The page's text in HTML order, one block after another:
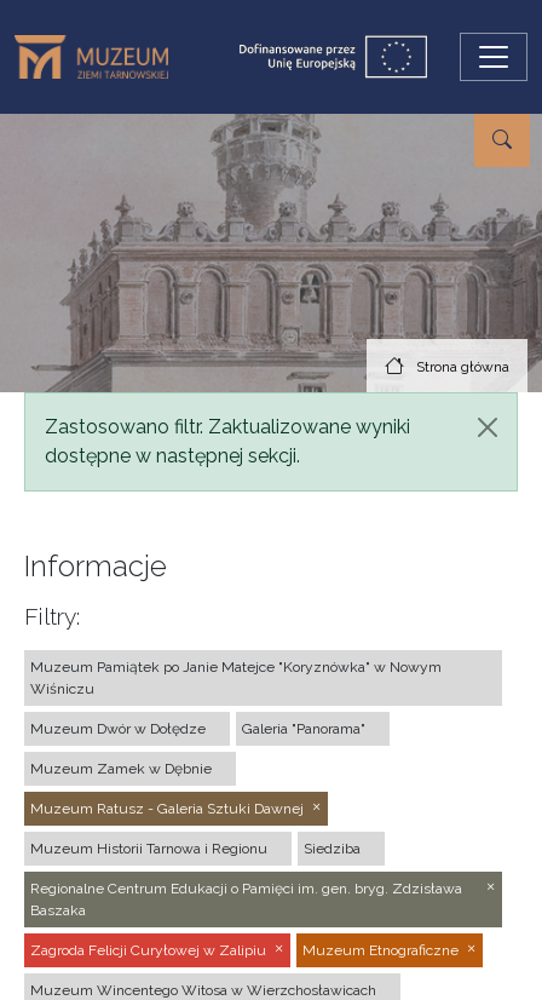
Strona główna
Komunikat
Zastosowano filtr. Zaktualizowane wyniki
dostępne w następnej sekcji.
Informacje
Filtry:
Muzeum Pamiątek po Janie Matejce "Koryznówka" w Nowym
Wiśniczu
Muzeum Dwór w Dołędze Galeria "Panorama"
Muzeum Zamek w Dębnie
Muzeum Ratusz - Galeria Sztuki Dawnej
Muzeum Historii Tarnowa i Regionu Siedziba
Regionalne Centrum Edukacji o Pamięci im. gen. bryg. Zdzisława
Baszaka
Zagroda Felicji Curyłowej w Zalipiu Muzeum Etnograficzne
Muzeum Wincentego Witosa w Wierzchosławicach